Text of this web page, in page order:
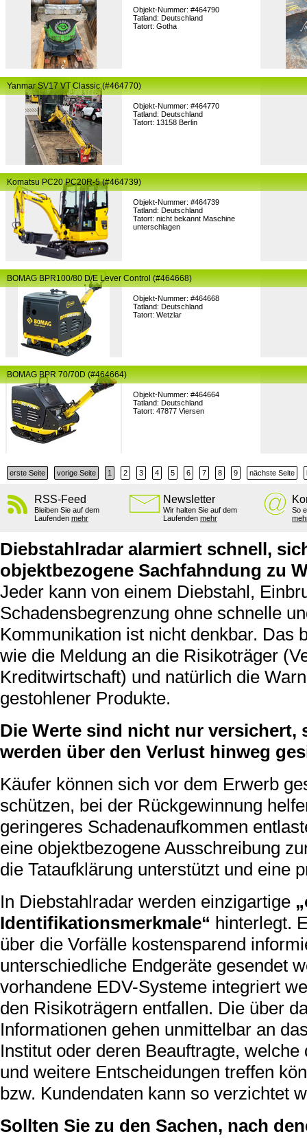
Objekt-Nummer: #464790
Tatland: Deutschland
Tatort: Gotha
Objekt-Nummer: #464770
Tatland: Deutschland
Tatort: 13158 Berlin
Yanmar SV17 VT Classic (#464770)
Objekt-Nummer: #464739
Tatland: Deutschland
Tatort: nicht bekannt Maschine
unterschlagen
Komatsu PC20 PC20R-5 (#464739)
Objekt-Nummer: #464668
Tatland: Deutschland
Tatort: Wetzlar
BOMAG BPR100/80 D/E Lever Control (#464668)
Objekt-Nummer: #464664
Tatland: Deutschland
Tatort: 47877 Viersen
BOMAG BPR 70/70D (#464664)
erste Seite vorige Seite 1 2 3 4 5 6 7 8 9 nächste Seite
RSS-Feed
Bleiben Sie auf dem
Laufenden mehr
Newsletter
Wir halten Sie auf dem
Laufenden mehr
So
Diebstahlradar alarmiert schnell,
objektbezogene Sachfahndung zu
Jeder kann von einem Diebstahl,
Schadensbegrenzung ohne schnelle
Kommunikation ist nicht denkbar. Das
wie die Meldung an die Risikoträger
Kreditwirtschaft) und natürlich die
gestohlener Produkte.
Die Werte sind nicht nur
werden über den Verlust hinweg
Käufer können sich vor dem Erwerb
schützen, bei der Rückgewinnung
geringeres Schadenaufkommen
eine objektbezogene Ausschreibung
die Tataufklärung unterstützt und eine
In Diebstahlradar werden einzigartige
Identifikationsmerkmale“ hinterlegt.
über die Vorfälle kostensparend
unterschiedliche Endgeräte gesendet
vorhandene EDV-Systeme integriert
den Risikoträgern entfallen. Die über
Informationen gehen unmittelbar an
Institut oder deren Beauftragte,
und weitere Entscheidungen treffen
bzw. Kundendaten kann so verzichtet
Sollten Sie zu den Sachen, nach